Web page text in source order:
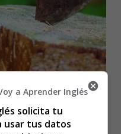
en Inglés -
a Aprender Inglés
solicita tu
usar tus datos